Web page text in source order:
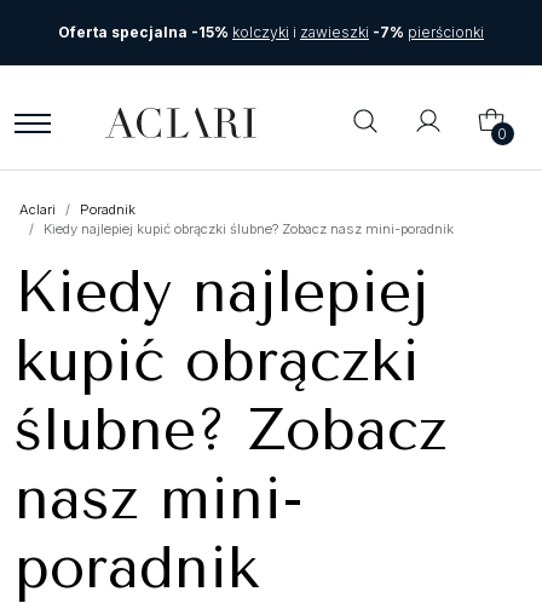
Oferta specjalna -15% kolczyki i zawieszki -7% pierścionki
0
Aclari
Poradnik
Kiedy najlepiej kupić obrączki ślubne? Zobacz nasz mini-poradnik
Kiedy najlepiej
kupić obrączki
ślubne? Zobacz
nasz mini-
poradnik